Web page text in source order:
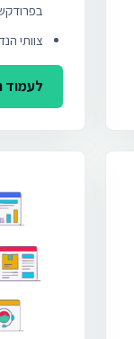
צוותי
לעמוד